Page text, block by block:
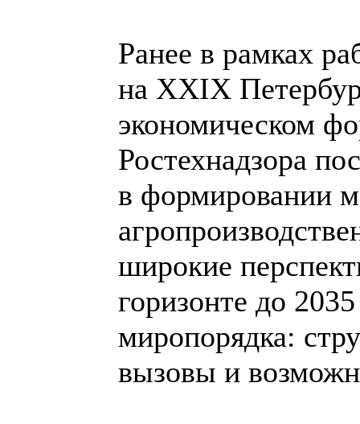
Ранее в рамках
на XXIX
экономическом
Ростехнадзора
в формировании
широкие
горизонте до
миропорядка:
вызовы и